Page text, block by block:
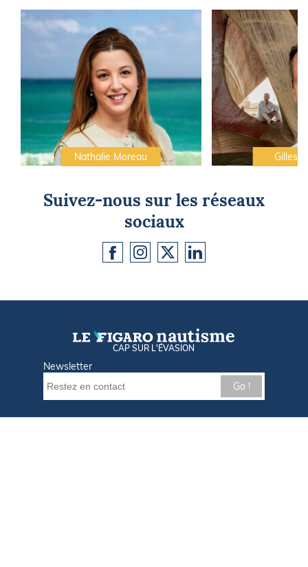
Nathalie Moreau Gilles
Suivez-nous sur les réseaux
sociaux
CAP SUR L'ÉVASION
Newsletter
Go !